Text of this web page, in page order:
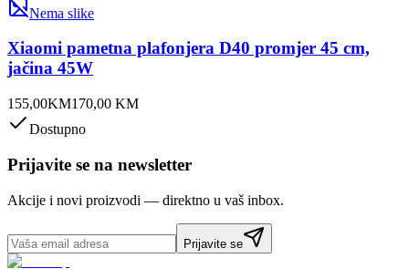
Nema slike
Xiaomi pametna plafonjera D40 promjer 45 cm,
jačina 45W
155,00KM170,00 KM
Dostupno
Prijavite se na newsletter
Akcije i novi proizvodi — direktno u vaš inbox.
Prijavite se